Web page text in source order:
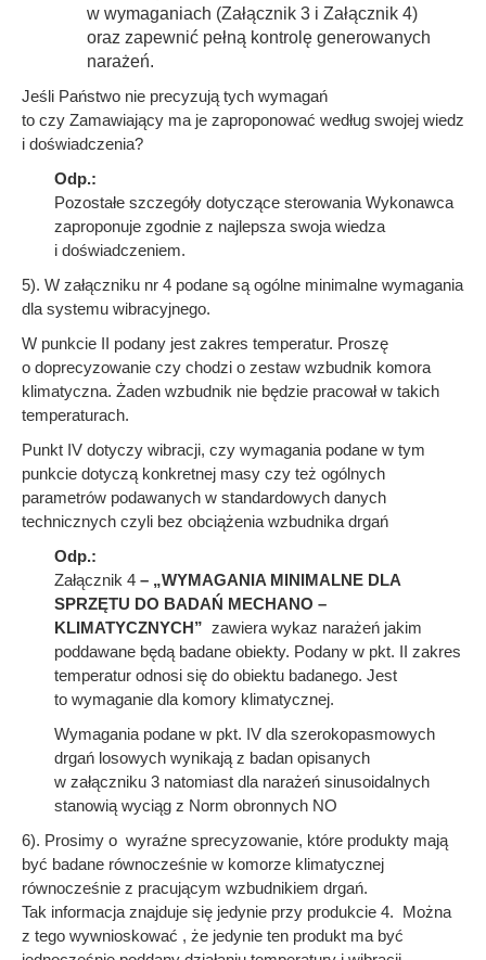
w wymaganiach (Załącznik 3 i Załącznik 4)
oraz zapewnić pełną kontrolę generowanych
narażeń.
Jeśli Państwo nie precyzują tych wymagań
to czy Zamawiający ma je zaproponować według swojej wiedz
i doświadczenia?
Odp.:
Pozostałe szczegóły dotyczące sterowania Wykonawca
zaproponuje zgodnie z najlepsza swoja wiedza
i doświadczeniem.
5). W załączniku nr 4 podane są ogólne minimalne wymagania
dla systemu wibracyjnego.
W punkcie II podany jest zakres temperatur. Proszę
o doprecyzowanie czy chodzi o zestaw wzbudnik komora
klimatyczna. Żaden wzbudnik nie będzie pracował w takich
temperaturach.
Punkt IV dotyczy wibracji, czy wymagania podane w tym
punkcie dotyczą konkretnej masy czy też ogólnych
parametrów podawanych w standardowych danych
technicznych czyli bez obciążenia wzbudnika drgań
Odp.:
Załącznik 4 – „WYMAGANIA MINIMALNE DLA
SPRZĘTU DO BADAŃ MECHANO –
KLIMATYCZNYCH” zawiera wykaz narażeń jakim
poddawane będą badane obiekty. Podany w pkt. II zakres
temperatur odnosi się do obiektu badanego. Jest
to wymaganie dla komory klimatycznej.
Wymagania podane w pkt. IV dla szerokopasmowych
drgań losowych wynikają z badan opisanych
w załączniku 3 natomiast dla narażeń sinusoidalnych
stanowią wyciąg z Norm obronnych NO
6). Prosimy o wyraźne sprecyzowanie, które produkty mają
być badane równocześnie w komorze klimatycznej
równocześnie z pracującym wzbudnikiem drgań.
Tak informacja znajduje się jedynie przy produkcie 4. Można
z tego wywnioskować , że jedynie ten produkt ma być